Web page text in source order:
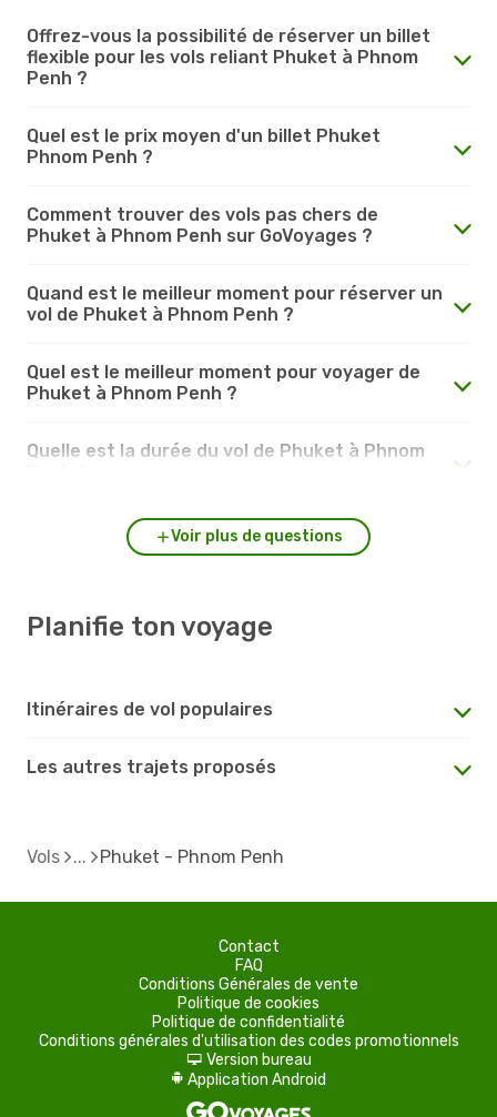
Offrez-vous la possibilité de réserver un billet
flexible pour les vols reliant Phuket à Phnom
Penh ?
Quel est le prix moyen d'un billet Phuket
Phnom Penh ?
Comment trouver des vols pas chers de
Phuket à Phnom Penh sur GoVoyages ?
Quand est le meilleur moment pour réserver un
vol de Phuket à Phnom Penh ?
Quel est le meilleur moment pour voyager de
Phuket à Phnom Penh ?
Quelle est la durée du vol de Phuket à Phnom
Voir plus de questions
Planifie ton voyage
Itinéraires de vol populaires
Les autres trajets proposés
Vols Phuket - Phnom Penh
Contact
FAQ
Conditions Générales de vente
Politique de cookies
Politique de confidentialité
Conditions générales d'utilisation des codes promotionnels
d Version bureau
A Application Android